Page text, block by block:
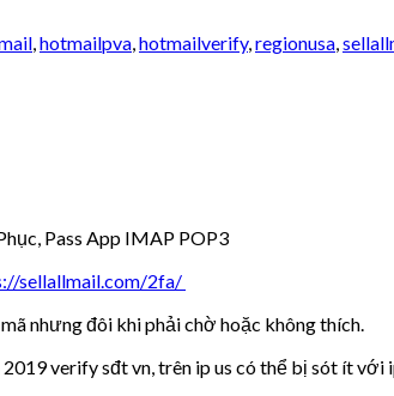
hotmailpva hotmailverify, regionusa
Pass App IMAP POP3
sellallmail.com/2fa/
nhưng đôi khi phải chờ hoặc không thích.
verify sđt vn, trên ip us có thể bị sót ít với